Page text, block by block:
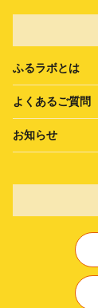
ふるラボとは
よくあるご質問
お知らせ